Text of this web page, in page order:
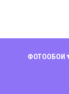
ФОТООБОИ